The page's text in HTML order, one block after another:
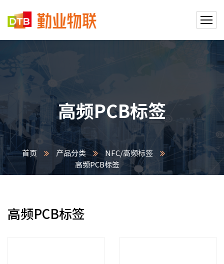
高频PCB标签
首页 产品分类
NFC/高频标签
高频PCB标签
高频PCB标签